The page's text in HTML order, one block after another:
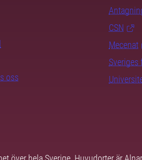
oss
CSN
Mecenat
Sveriges